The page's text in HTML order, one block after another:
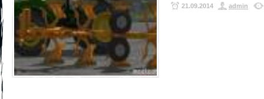
21.09.2014 admin